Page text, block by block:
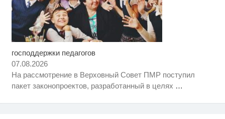
господдержки педагогов
07.08.2026
На рассмотрение в Верховный Совет ПМР поступил
пакет законопроектов, разработанный в целях …
Ролик длится пару секунд, но
Королева вагона отожгла! Видео
не оставит равнодушным